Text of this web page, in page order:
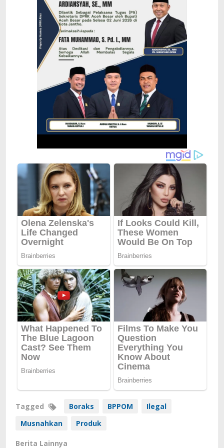
Tagged Boraks BPPOM
Ilegal
Musnahkan
Produk
Berita Lainnya